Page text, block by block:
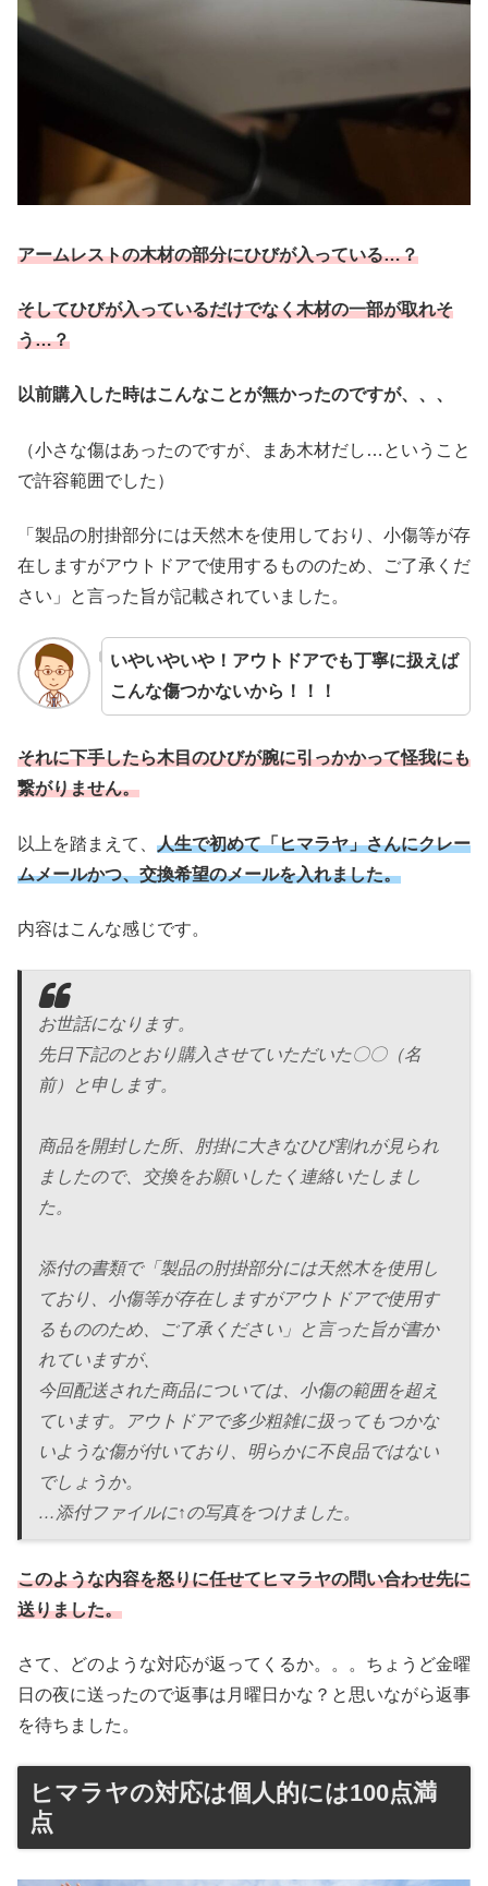
アームレストの木材の部分にひびが入っている…？
そしてひびが入っているだけでなく木材の一部が取れそ
う…？
以前購入した時はこんなことが無かったのですが、、、
（小さな傷はあったのですが、まあ木材だし…ということ
で許容範囲でした）
「製品の肘掛部分には天然木を使用しており、 小傷等が存
在しますがアウトドアで使用するもののため、
ご了承くだ
さい」と言った旨が記載されていました。
いやいやいや！アウトドアでも丁寧に扱えば
こんな傷つかないから！！！
それに下手したら木目のひびが腕に引っかかって怪我にも
繋がりません。
以上を踏まえて、 人生で初めて「ヒマラヤ」さんにクレー
ムメールかつ、交換希望のメールを入れました。
内容はこんな感じです。
お世話になります。
先日下記のとおり購入させていただいた〇〇（名
前）と申します。
商品を開封した所、肘掛に大きなひび割れが見られ
ましたので、
交換をお願いしたく連絡いたしまし
た。
添付の書類で「製品の肘掛部分には天然木を使用し
ており、 小傷等が存在しますがアウトドアで使用す
るもののため、
ご了承ください」と言った旨が書か
れていますが、
今回配送された商品については、小傷の範囲を超え
ています。
アウトドアで多少粗雑に扱ってもつかな
いような傷が付いており、 明らかに不良品ではない
でしょうか。
…添付ファイルに↑の写真をつけました。
このような内容を怒りに任せてヒマラヤの問い合わせ先に
送りました。
さて、どのような対応が返ってくるか。。。ちょうど金曜
日の夜に送ったので返事は月曜日かな？と思いながら返事
を待ちました。
ヒマラヤの対応は個人的には100点満
点